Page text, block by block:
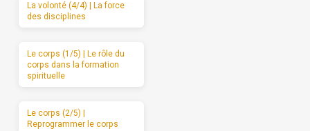
La volonté (4/4) | La force
des disciplines
Le corps (1/5) | Le rôle du
corps dans la formation
spirituelle
Le corps (2/5) |
Reprogrammer le corps